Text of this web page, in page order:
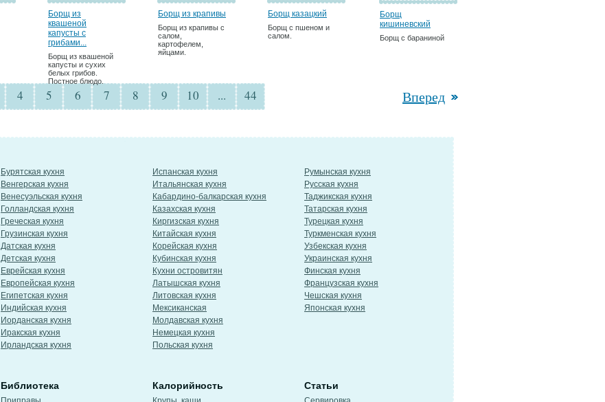
Борщ из
квашеной
капусты с
грибами...
Борщ из квашеной
капусты и сухих
белых грибов.
Постное блюдо.
Борщ из крапивы
Борщ из крапивы с
салом,
картофелем,
яйцами.
Борщ казацкий
Борщ с пшеном и
салом.
Борщ
кишиневский
Борщ с бараниной
4 5 6 7 8 9 10 ... 44 Вперед
Бурятская кухня
Венгерская кухня
Венесуэльская кухня
Голландская кухня
Греческая кухня
Грузинская кухня
Датская кухня
Детская кухня
Еврейская кухня
Европейская кухня
Египетская кухня
Индийская кухня
Иорданская кухня
Иракская кухня
Ирландская кухня
Испанская кухня
Итальянская кухня
Кабардино-балкарская кухня
Казахская кухня
Киргизская кухня
Китайская кухня
Корейская кухня
Кубинская кухня
Кухни островитян
Латышская кухня
Литовская кухня
Мексиканская
Молдавская кухня
Немецкая кухня
Польская кухня
Румынская кухня
Русская кухня
Таджикская кухня
Татарская кухня
Турецкая кухня
Туркменская кухня
Узбекская кухня
Украинская кухня
Финская кухня
Французская кухня
Чешская кухня
Японская кухня
Библиотека Калорийность Статьи